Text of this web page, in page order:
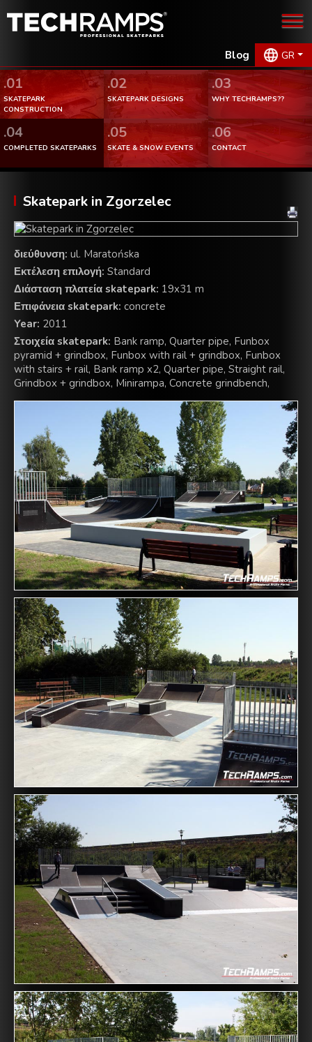
Blog GR
.01
SKATEPARK
CONSTRUCTION
.02
SKATEPARK DESIGNS
.03
WHY TECHRAMPS??
.04
COMPLETED SKATEPARKS
.05
SKATE & SNOW EVENTS
.06
CONTACT
Skatepark in Zgorzelec
διεύθυνση: ul. Maratońska
Εκτέλεση επιλογή: Standard
Διάσταση πλατεία skatepark: 19x31 m
Επιφάνεια skatepark: concrete
Year: 2011
Στοιχεία skatepark: Bank ramp, Quarter pipe, Funbox
pyramid + grindbox, Funbox with rail + grindbox, Funbox
with stairs + rail, Bank ramp x2, Quarter pipe, Straight rail,
Grindbox + grindbox, Minirampa, Concrete grindbench,